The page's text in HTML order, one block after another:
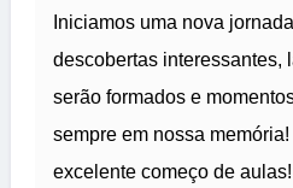
Iniciamos uma nova
descobertas interessantes,
serão formados e
sempre em nossa
excelente começo de aulas!